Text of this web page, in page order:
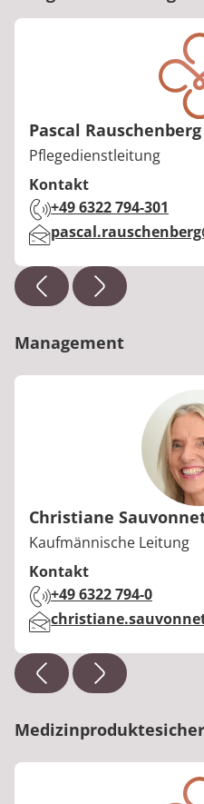
Pascal Rauschenberg
Berufstitel:
Pflegedienstleitung
Kontakt
Telefon:
+49 6322 794-301
E-Mail:
Management
Christiane
Berufstitel:
Kaufmännische Leitung
Kontakt
Telefon:
+49 6322 794-0
E-Mail: